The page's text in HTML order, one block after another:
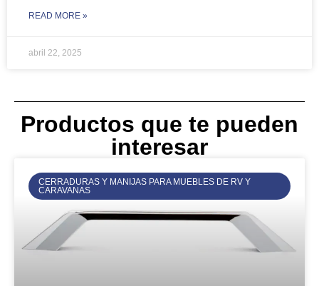
READ MORE »
abril 22, 2025
Productos que te pueden
interesar
CERRADURAS Y MANIJAS PARA MUEBLES DE RV Y
CARAVANAS